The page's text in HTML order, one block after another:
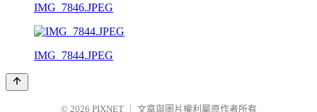
IMG_7846.JPEG
IMG_7844.JPEG
© 2026 PIXNET 文章與圖片權利屬原作者所有